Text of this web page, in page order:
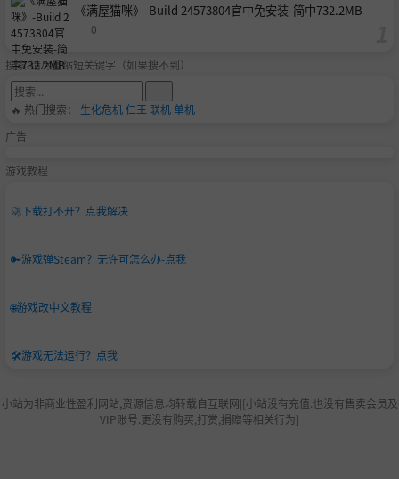
《满屋猫咪》-Build 24573804官中免安装-简中732.2MB
0
搜索-请尽量缩短关键字（如果搜不到）
🔥 热门搜索： 生化危机仁王 联机单机
广告
游戏教程
🚀下载打不开？点我解决
🔑游戏弹Steam？无许可怎么办-点我
🌐游戏改中文教程
🛠️游戏无法运行？点我
小站为非商业性盈利网站,资源信息均转载自互联网|[小站没有充值.也没有售卖会员及
VIP账号.更没有购买,打赏,捐赠等相关行为]